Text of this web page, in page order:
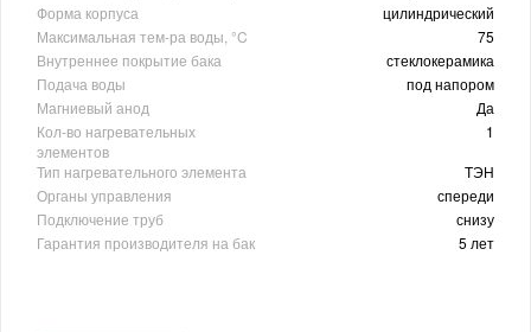
Форма корпуса
цилиндрический
Максимальная тем-ра воды, °C
75
Внутреннее покрытие бака
стеклокерамика
Подача воды
под напором
Магниевый анод
Да
Кол-во нагревательных
элементов
1
Тип нагревательного элемента
ТЭН
Органы управления
спереди
Подключение труб
снизу
Гарантия производителя на бак
5 лет